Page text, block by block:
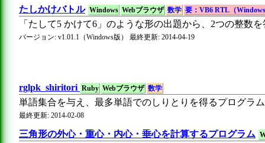
たしかけバトル Windows Webブラウザ 数学 要：VB6 RTL（
「たして5 かけて6」のような形の出題から、2つの整数
バージョン: v1.01.1（Windows版） 最終更新: 2014-04-19
rglpk_shiritori Ruby Webブラウザ 数学
単語集合を与え、最多単語でのしりとりを得るプログラム
最終更新: 2014-02-08
三角形の外心・重心・内心・垂心を計算するプログラム